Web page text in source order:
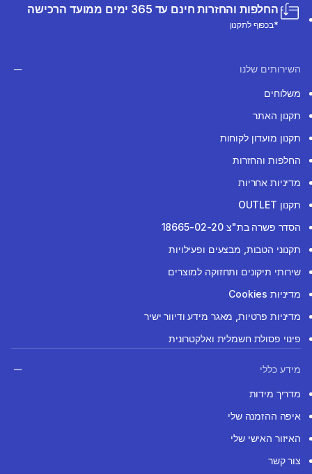
החלפות והחזרות חינם עד 365 ימים ממועד הרכישה
*בכפוף לתקנון
השירותים שלנו
משלוחים
תקנון האתר
תקנון מועדון לקוחות
החלפות והחזרות
מדיניות אחריות
תקנון OUTLET
הסדר פשרה בת"צ 18665-02-20
תקנוני הטבות, מבצעים ופעילויות
שירותי תיקונים ותחזוקה למוצרים
מדיניות Cookies
מדיניות פרטיות, מאגר מידע ודיוור ישיר
פינוי פסולת חשמלית ואלקטרונית
מידע כללי
מדריך מידות
איפה ההזמנה שלי
האיזור האישי שלי
צור קשר